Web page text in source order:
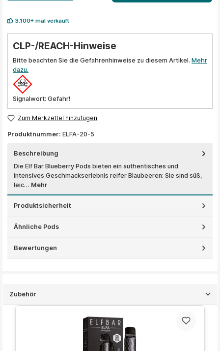
3.100+ mal verkauft
CLP-/REACH-Hinweise
Bitte beachten Sie die Gefahrenhinweise zu diesem Artikel. Mehr
dazu.
Signalwort: Gefahr!
Zum Merkzettel hinzufügen
Produktnummer: ELFA-20-5
Beschreibung
Die Elf Bar Blueberry Pods bieten ein authentisches und
intensives Geschmackserlebnis reifer Blaubeeren: Sie sind süß,
leic… Mehr
Produktsicherheit
Ähnliche Pods
Bewertungen
Zubehör
Produktgalerie überspringen